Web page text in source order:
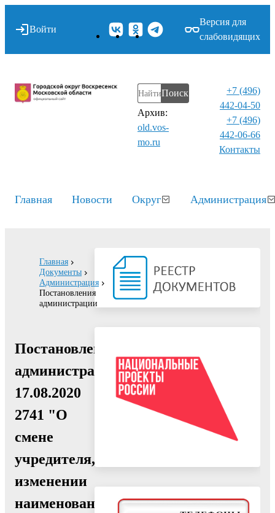
Войти
Версия для
слабовидящих
Поиск
Архив:
old.vos-
mo.ru
+7 (496)
442-04-50
+7 (496)
442-06-66
Контакты⁠
Главная Новости Округ Администрация
Главная
Документы
Администрация
Постановления
администрации
Постановление
администрации
17.08.2020
2741 "О
смене
учредителя,
изменении
наименования